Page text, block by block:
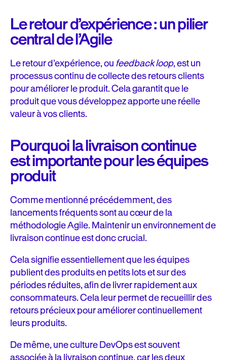
Le retour d’expérience : un pilier
central de l’Agile
Le retour d’expérience, oufeedback loop, est un
processus continu de collecte des retours clients
pour améliorer le produit. Cela garantit que le
produit que vous développez apporte une réelle
valeur à vos clients.
Pourquoi la livraison continue
est importante pour les équipes
produit
Comme mentionné précédemment, des
lancements fréquents sont au cœur de la
méthodologie Agile. Maintenir un environnement de
livraison continue est donc crucial.
Cela signifie essentiellement que les équipes
publient des produits en petits lots et sur des
périodes réduites, afin de livrer rapidement aux
consommateurs. Cela leur permet de recueillir des
retours précieux pour améliorer continuellement
leurs produits.
De même, une culture DevOps est souvent